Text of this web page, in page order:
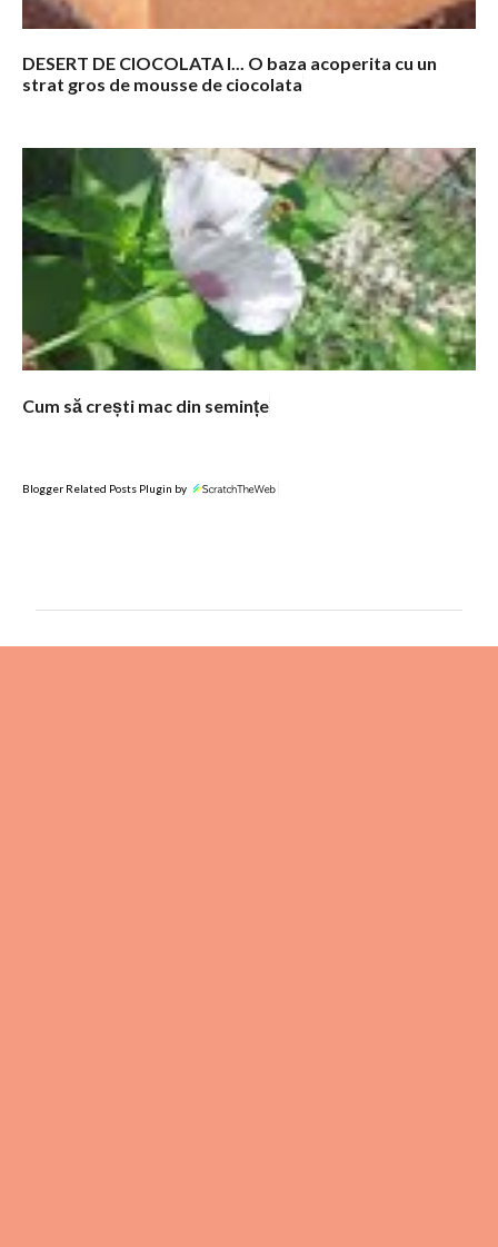
DESERT DE CIOCOLATA I... O baza acoperita cu un
strat gros de mousse de ciocolata
Cum să crești mac din semințe
Blogger Related Posts Plugin by